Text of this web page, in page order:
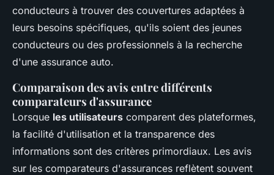
conducteurs à trouver des couvertures adaptées à
leurs besoins spécifiques, qu'ils soient des jeunes
conducteurs ou des professionnels à la recherche
d'une assurance auto.
Comparaison des avis entre différents
comparateurs d'assurance
Lorsque les utilisateurs comparent des plateformes,
la facilité d'utilisation et la transparence des
informations sont des critères primordiaux. Les avis
sur les comparateurs d'assurances reflètent souvent